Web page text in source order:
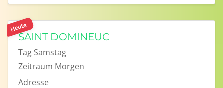
Heute
SAINT DOMINEUC
Tag Samstag
Zeitraum Morgen
Adresse